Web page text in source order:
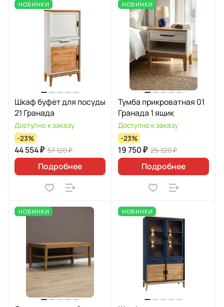
НОВИНКИ
Шкаф буфет для посуды
21 Гранада
Доступно к заказу
-23%
44 554 ₽ 57 120 ₽
Подробнее
НОВИНКИ
Тумба прикроватная 01
Гранада 1 ящик
Доступно к заказу
-23%
19 750 ₽ 25 320 ₽
Подробнее
НОВИНКИ НОВИНКИ